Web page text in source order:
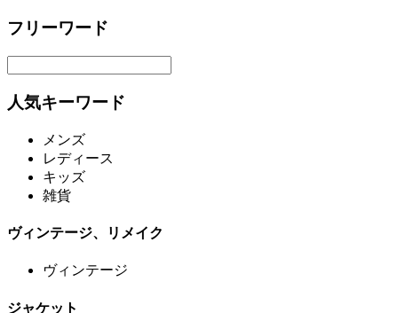
フリーワード
人気キーワード
メンズ
レディース
キッズ
雑貨
ヴィンテージ、リメイク
ヴィンテージ
ジャケット